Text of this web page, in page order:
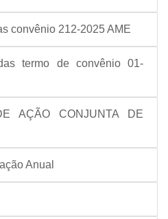
convênio 212-2025 AME
termo de convênio 01-
AÇÃO CONJUNTA DE
Anual